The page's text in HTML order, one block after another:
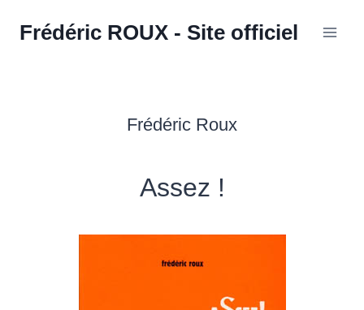
Frédéric ROUX - Site officiel
Frédéric Roux
Assez !